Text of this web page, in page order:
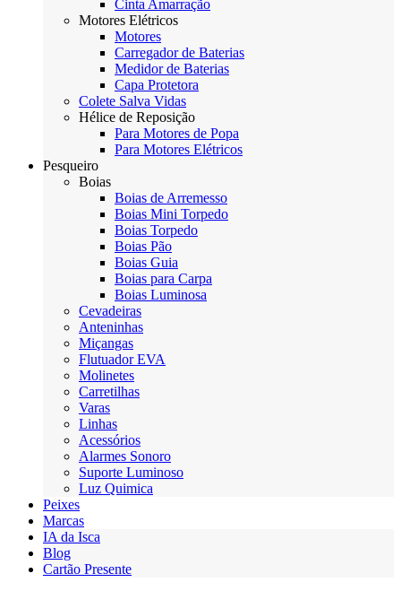
Cinta Amarração
Motores Elétricos
Motores
Carregador de Baterias
Medidor de Baterias
Capa Protetora
Colete Salva Vidas
Hélice de Reposição
Para Motores de Popa
Para Motores Elétricos
Pesqueiro
Boias
Boias de Arremesso
Boias Mini Torpedo
Boias Torpedo
Boias Pão
Boias Guia
Boias para Carpa
Boias Luminosa
Cevadeiras
Anteninhas
Miçangas
Flutuador EVA
Molinetes
Carretilhas
Varas
Linhas
Acessórios
Alarmes Sonoro
Suporte Luminoso
Luz Quimica
Peixes
Marcas
IA da Isca
Blog
Cartão Presente